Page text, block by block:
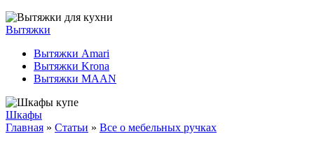
Вытяжки
Вытяжки Amari
Вытяжки Krona
Вытяжки MAAN
Шкафы
Главная » Статьи » Все о мебельных ручках